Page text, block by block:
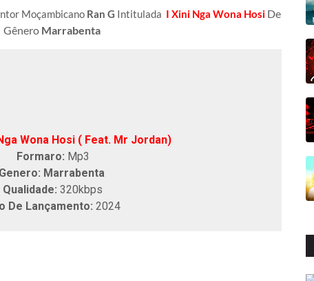
Moçambicano Ran G Intitulada I Xini Nga Wona Hosi De
GêneroMarrabenta
Wona Hosi ( Feat. Mr Jordan)
Formaro: Mp3
Genero: Marrabenta
Qualidade: 320kbps
De Lançamento: 2024